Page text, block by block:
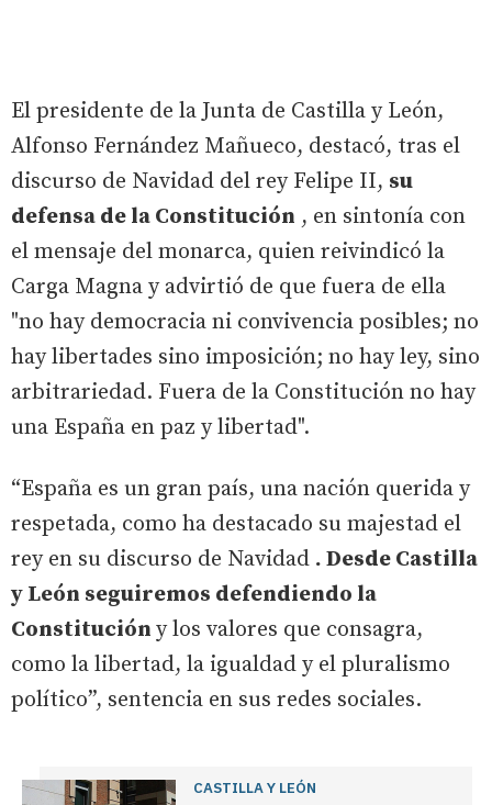
El presidente de la Junta de Castilla y León,
Alfonso Fernández Mañueco, destacó, tras el
discurso de Navidad del rey Felipe II, su
defensa de la Constitución , en sintonía con
el mensaje del monarca, quien reivindicó la
Carga Magna y advirtió de que fuera de ella
"no hay democracia ni convivencia posibles; no
hay libertades sino imposición; no hay ley, sino
arbitrariedad. Fuera de la Constitución no hay
una España en paz y libertad".
“España es un gran país, una nación querida y
respetada, como ha destacado su majestad el
rey en su discurso de Navidad . Desde Castilla
y León seguiremos defendiendo la
Constitución y los valores que consagra,
como la libertad, la igualdad y el pluralismo
político”, sentencia en sus redes sociales.
CASTILLA Y LEÓN